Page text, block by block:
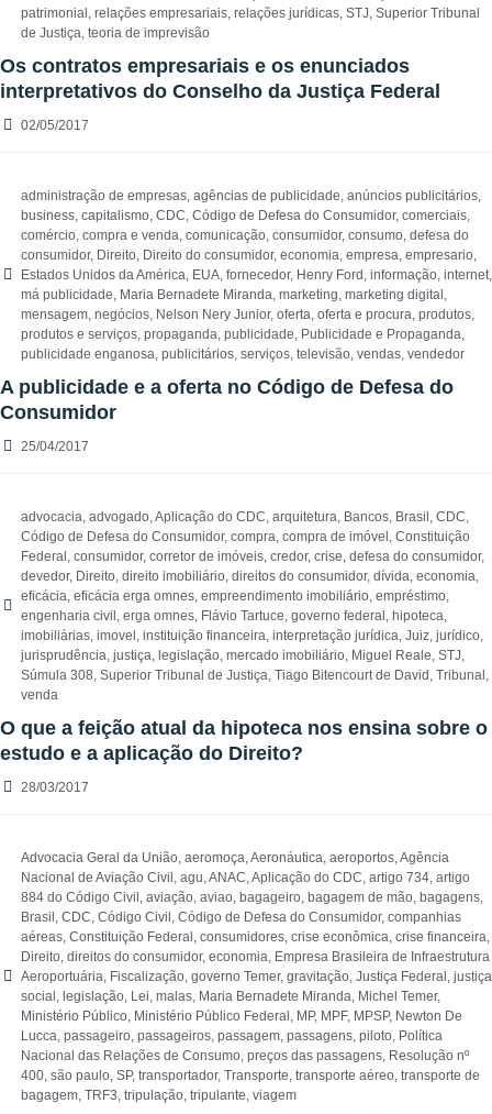
patrimonial , relações empresariais, relações jurídicas, STJ, Superior Tribunal
de Justiça, teoria de imprevisão
Os contratos empresariais e os enunciados
interpretativos do Conselho da Justiça Federal
02/05/2017
administração de empresas, agências de publicidade, anúncios publicitários,
business, capitalismo, CDC, Código de Defesa do Consumidor, comerciais,
comércio, compra e venda, comunicação, consumidor, consumo, defesa do
consumidor, Direito, Direito do consumidor, economia, empresa, empresario,
Estados Unidos da América, EUA, fornecedor, Henry Ford , informação, internet,
má publicidade, Maria Bernadete Miranda, marketing, marketing digital ,
mensagem, negócios, Nelson Nery Junior, oferta, oferta e procura, produtos,
produtos e serviços, propaganda, publicidade, Publicidade e Propaganda,
publicidade enganosa, publicitários, serviços, televisão, vendas, vendedor
A publicidade e a oferta no Código de Defesa do
Consumidor
25/04/2017
advocacia, advogado,Aplicação do CDC, arquitetura, Bancos, Brasil , CDC,
Código de Defesa do Consumidor, compra, compra de imóvel , Constituição
Federal , consumidor, corretor de imóveis, credor, crise, defesa do consumidor,
devedor, Direito, direito imobiliário, direitos do consumidor, dívida, economia,
eficácia, eficácia erga omnes, empreendimento imobiliário, empréstimo,
engenharia civil , erga omnes, Flávio Tartuce, governo federal , hipoteca,
imobiliárias, imovel , instituição financeira, interpretação jurídica, Juiz, jurídico,
jurisprudência, justiça, legislação, mercado imobiliário, Miguel Reale, STJ,
Súmula 308, Superior Tribunal de Justiça, Tiago Bitencourt de David , Tribunal ,
venda
O que a feição atual da hipoteca nos ensina sobre o
estudo e a aplicação do Direito?
28/03/2017
Advocacia Geral da União, aeromoça,Aeronáutica, aeroportos,Agência
Nacional de Aviação Civil , agu,ANAC,Aplicação do CDC, artigo 734, artigo
884 do Código Civil , aviação, aviao, bagageiro, bagagem de mão, bagagens,
Brasil , CDC, Código Civil , Código de Defesa do Consumidor, companhias
aéreas, Constituição Federal , consumidores, crise econômica, crise financeira,
Direito, direitos do consumidor, economia, Empresa Brasileira de Infraestrutura
Aeroportuária, Fiscalização, governo Temer, gravitação, Justiça Federal , justiça
social , legislação, Lei, malas, Maria Bernadete Miranda, Michel Temer,
Ministério Público, Ministério Público Federal , MP, MPF, MPSP, Newton De
Lucca, passageiro, passageiros, passagem, passagens, piloto, Política
Nacional das Relações de Consumo, preços das passagens, Resolução nº
400, são paulo, SP, transportador, Transporte, transporte aéreo, transporte de
bagagem, TRF3, tripulação, tripulante, viagem